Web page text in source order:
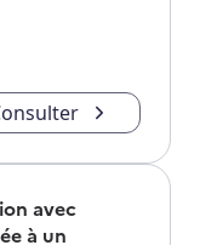
avec
à un